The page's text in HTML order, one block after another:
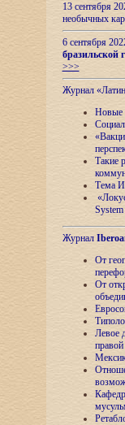
13 сентября
необычных
6 сентября
бразильской
>>>
Журнал
Новые
Такие
Тема
Журнал
От
От
Левое